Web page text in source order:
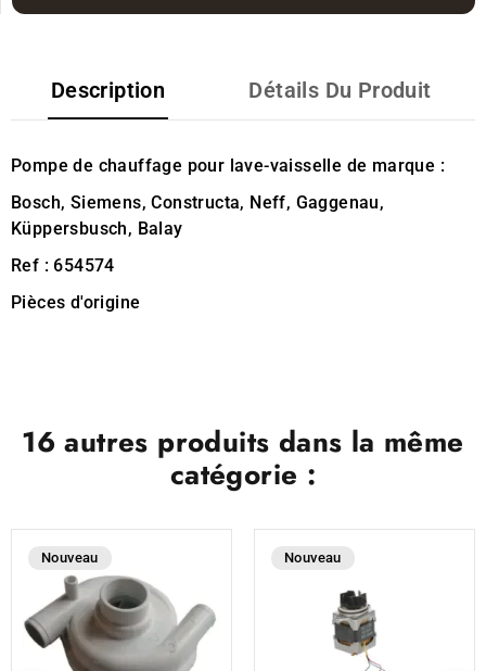
Description Détails Du Produit
Pompe de chauffage pour lave-vaisselle de marque :
Bosch, Siemens, Constructa, Neff, Gaggenau,
Küppersbusch, Balay
Ref : 654574
Pièces d'origine
16 autres produits dans la même
catégorie :
Nouveau Nouveau